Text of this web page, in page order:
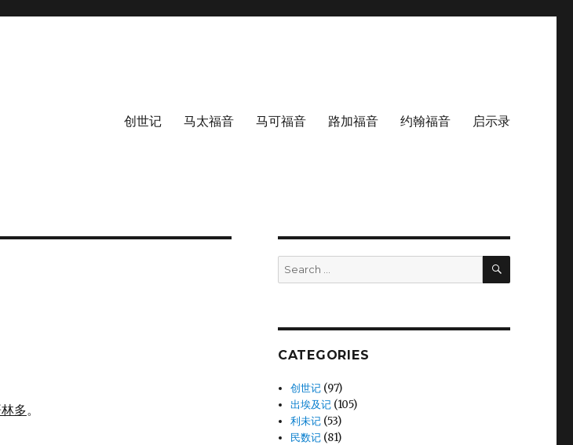
创世记 马太福音 马可福音 路加福音 约翰福音 启示录
多。
Search
for:
SEARCH
CATEGORIES
创世记 (97)
出埃及记 (105)
利未记 (53)
民数记 (81)